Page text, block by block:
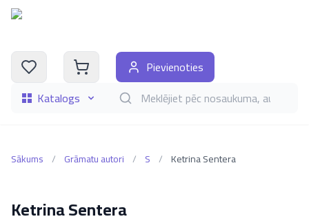
Katalogs Meklēt grāmatas pēc nosaukuma, autora,
Pievienoties
Sākums / Grāmatu autori / S / Ketrina Sentera
Ketrina Sentera